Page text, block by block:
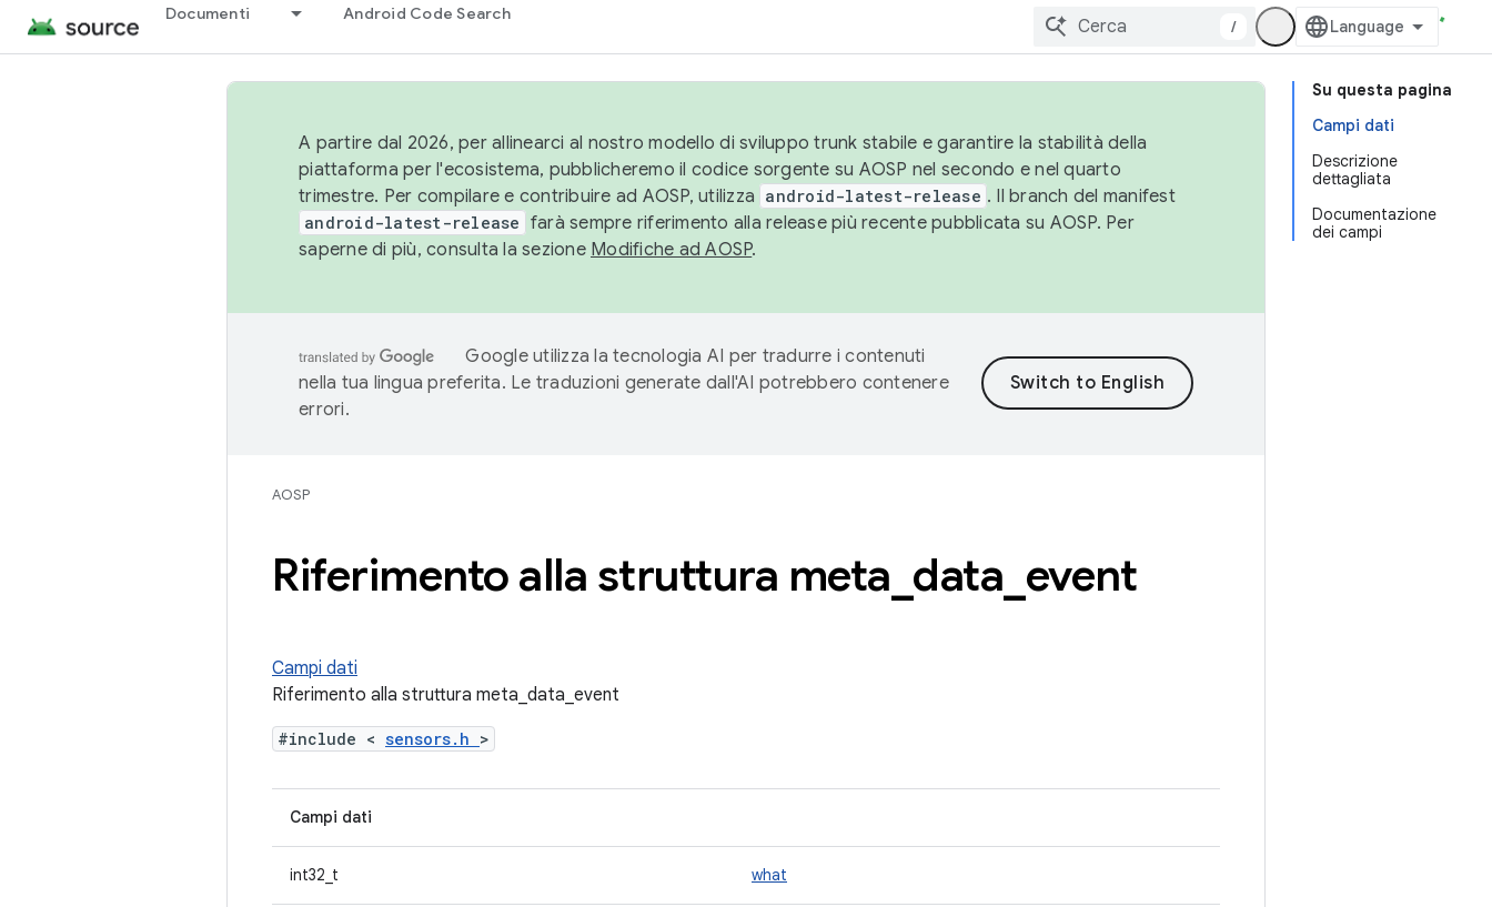
Documenti Android Code Search
/
Su questa pagina
Campi dati
Descrizione
dettagliata
Documentazione
dei campi
A partire dal 2026, per allinearci al nostro modello di sviluppo trunk stabile e garantire la stabilità della
piattaforma per l'ecosistema, pubblicheremo il codice sorgente su AOSP nel secondo e nel quarto
trimestre. Per compilare e contribuire ad AOSP, utilizza android-latest-release . Il branch del manifest
android-latest-release farà sempre riferimento alla release più recente pubblicata su AOSP. Per
saperne di più, consulta la sezione Modifiche ad AOSP.
Google utilizza la tecnologia AI per tradurre i contenuti
nella tua lingua preferita. Le traduzioni generate dall'AI potrebbero contenere
errori.
AOSP
Riferimento alla struttura meta data event
Campi dati
Riferimento alla struttura meta_data_event
#include < sensors.h >
Campi dati
int32_t what